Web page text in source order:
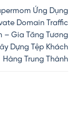
Ứng Dụng
Domain Traffic
– Gia Tăng Tương
Dựng Tệp Khách
Hàng Trung Thành